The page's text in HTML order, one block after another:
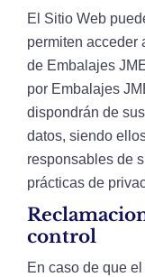
El Sitio Web
permiten acceder
de Embalajes
por Embalajes
dispondrán de
datos, siendo
responsables de
prácticas de
control
En caso de que